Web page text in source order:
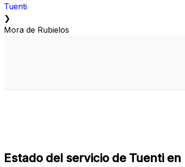
Tuenti
❯
Mora de Rubielos
Estado del servicio de Tuenti